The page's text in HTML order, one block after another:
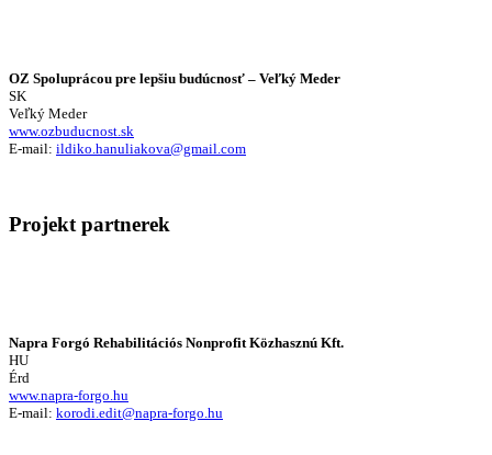
OZ Spoluprácou pre lepšiu budúcnosť – Veľký Meder
SK
Veľký Meder
www.ozbuducnost.sk
E-mail: ildiko.hanuliakova@gmail.com
Projekt partnerek
Napra Forgó Rehabilitációs Nonprofit Közhasznú Kft.
HU
Érd
www.napra-forgo.hu
E-mail: korodi.edit@napra-forgo.hu